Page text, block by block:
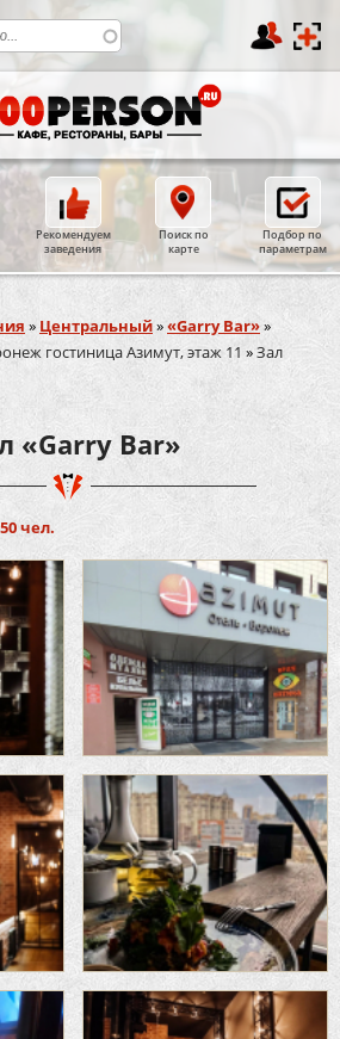
Рекомендуем
заведения
Поиск по
карте
Подбор по
параметрам
» Центральный»«Garry Bar»»
гостиница Азимут, этаж 11 »Зал
«Garry Bar»
чел.